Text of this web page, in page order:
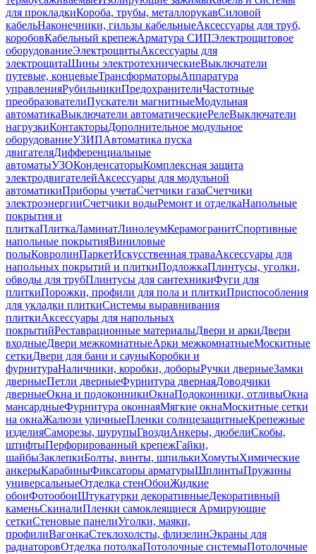
для прокладкиКороба, трубы, металлорукавСиловой
кабельНаконечники, гильзы кабельныеАксессуары для труб,
коробовКабельный крепежАрматура СИПЭлектрощитовое
оборудованиеЭлектрощитыАксессуары для
электрощитаШины электротехническиеВыключатели
путевые, концевыеТрансформаторыАппаратура
управленияРубильникиПредохранителиЧастотные
преобразователиПускатели магнитныеМодульная
автоматикаВыключатели автоматическиеРелеВыключатели
нагрузкиКонтакторыДополнительное модульное
оборудованиеУЗИПАвтоматика пуска
двигателяДифференциальные
автоматыУЗОКонденсаторыКомплексная защита
электродвигателейАксессуары для модульной
автоматикиПриборы учетаСчетчики газаСчетчики
электроэнергииСчетчики водыРемонт и отделкаНапольные
покрытия и
плиткаПлиткаЛаминатЛинолеумКерамогранитСпортивные
напольные покрытияВиниловые
полыКовролинПаркетИскусственная траваАксессуары для
напольных покрытий и плиткиПодложкаПлинтусы, уголки,
обводы для трубПлинтусы для сантехникиФуги для
плиткиПорожки, профили для пола и плиткиПриспособления
для укладки плиткиСистемы выравнивания
плиткиАксессуары для напольных
покрытийРеставрационные материалыДвери и аркиДвери
входныеДвери межкомнатныеАрки межкомнатныеМоскитные
сеткиДвери для бани и сауныКоробки и
фурнитураНаличники, коробки, доборыРучки дверныеЗамки
дверныеПетли дверныеФурнитура двернаяДоводчики
дверныеОкна и подоконникиОкнаПодоконники, отливыОкна
мансардныеФурнитура оконнаяМягкие окнаМоскитные сетки
на окнаЖалюзи уличныеПленки солнцезащитныеКрепежные
изделияСаморезы, шурупыГвоздиАнкеры, дюбелиСкобы,
штифтыПерфорированный крепежГайки,
шайбыЗаклепкиБолты, винты, шпилькиХомутыХимические
анкерыКарабиныФиксаторы арматурыШплинтыПружины
универсальныеОтделка стенОбоиЖидкие
обоиФотообоиШтукатурки декоративныеДекоративный
каменьСкиналиПленки самоклеящиеся Армирующие
сеткиСтеновые панелиУголки, маяки,
профилиВагонкаСтеклохолсты, флизелинЭкраны для
радиаторовОтделка потолкаПотолочные системыПотолочные